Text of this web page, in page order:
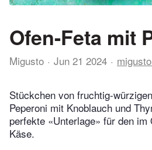
Ofen-Feta mit
Migusto Jun 21 2024
Stückchen von fruchtig-
Peperoni mit Knoblauch und
perfekte «Unterlage» für den im
Käse.